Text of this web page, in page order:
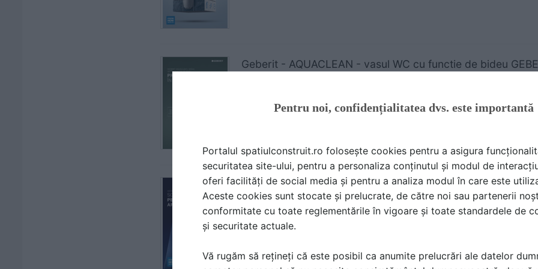
Geberit - AQUACLEAN - vasul WC cu functie de bideu
GEBERIT
Sisteme de instalare Geberit - solutia potrivita pentru fiecare
| CATALOG, BROSURA | 35 P | LIMBA: RO
GEBERIT
Pentru noi, confidențialitatea dvs. este importantă
Portalul spatiulconstruit.ro folosește cookies pentru a asigura
securitatea site-ului, pentru a personaliza conținutul și modul de
oferi facilități de social media și pentru a analiza modul în care este
Aceste cookies sunt stocate și prelucrate, de către noi sau partenerii
conformitate cu toate reglementările în vigoare și toate standardele de
și securitate actuale.
Vă rugăm să rețineți că este posibil ca anumite prelucrări ale datelor